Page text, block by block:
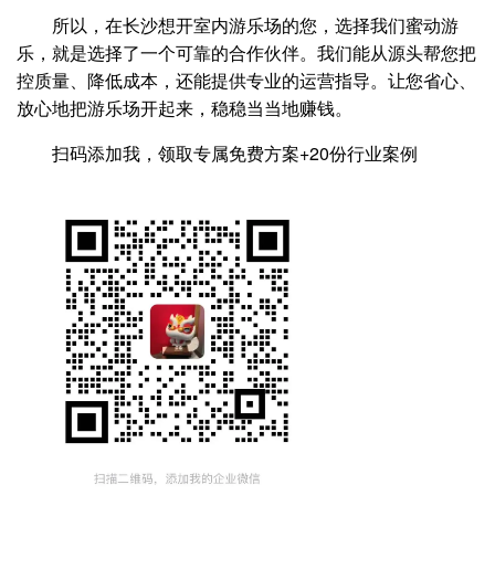
所以，在长沙想开室内游乐场的您，选择我们蜜动游
乐，就是选择了一个可靠的合作伙伴。我们能从源头帮您把
控质量、降低成本，还能提供专业的运营指导。让您省心、
放心地把游乐场开起来，稳稳当当地赚钱。
扫码添加我，领取专属免费方案+20份行业案例